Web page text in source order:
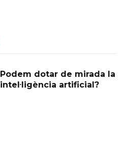
Podem dotar de mirada la
intel·ligència artificial?